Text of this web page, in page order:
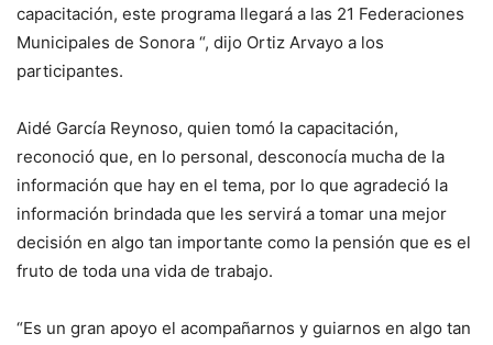
capacitación, este programa llegará a las 21 Federaciones
Municipales de Sonora “, dijo Ortiz Arvayo a los
participantes.
Aidé García Reynoso, quien tomó la capacitación,
reconoció que, en lo personal, desconocía mucha de la
información que hay en el tema, por lo que agradeció la
información brindada que les servirá a tomar una mejor
decisión en algo tan importante como la pensión que es el
fruto de toda una vida de trabajo.
“Es un gran apoyo el acompañarnos y guiarnos en algo tan